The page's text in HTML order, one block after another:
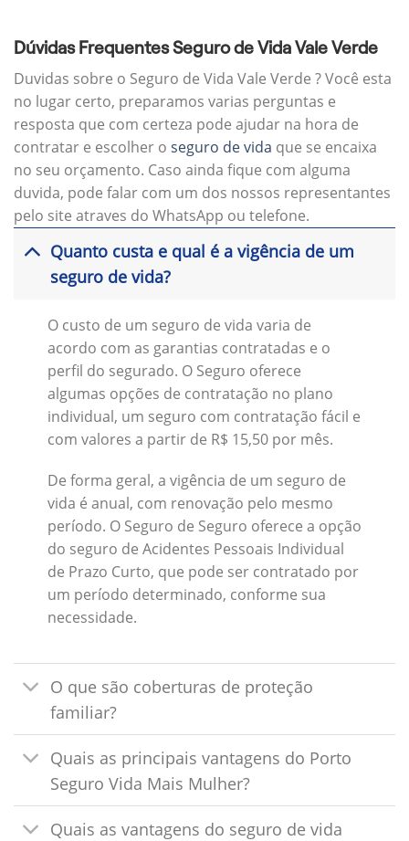
Dúvidas Frequentes Seguro de Vida Vale Verde
Duvidas sobre o Seguro de Vida Vale Verde ? Você esta
no lugar certo, preparamos varias perguntas e
resposta que com certeza pode ajudar na hora de
contratar e escolher o seguro de vida que se encaixa
no seu orçamento. Caso ainda fique com alguma
duvida, pode falar com um dos nossos representantes
pelo site atraves do WhatsApp ou telefone.
Quanto custa e qual é a vigência de um
seguro de vida?
O custo de um seguro de vida varia de
acordo com as garantias contratadas e o
perfil do segurado. O Seguro oferece
algumas opções de contratação no plano
individual, um seguro com contratação fácil e
com valores a partir de R$ 15,50 por mês.
De forma geral, a vigência de um seguro de
vida é anual, com renovação pelo mesmo
período. O Seguro de Seguro oferece a opção
do seguro de Acidentes Pessoais Individual
de Prazo Curto, que pode ser contratado por
um período determinado, conforme sua
necessidade.
O que são coberturas de proteção
familiar?
Quais as principais vantagens do Porto
Seguro Vida Mais Mulher?
Quais as vantagens do seguro de vida